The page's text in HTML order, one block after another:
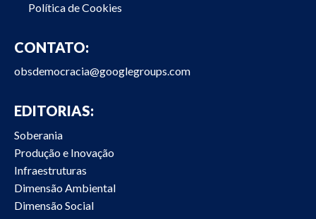
Política de Cookies
CONTATO:
obsdemocracia@googlegroups.com
EDITORIAS:
Soberania
Produção e Inovação
Infraestruturas
Dimensão Ambiental
Dimensão Social